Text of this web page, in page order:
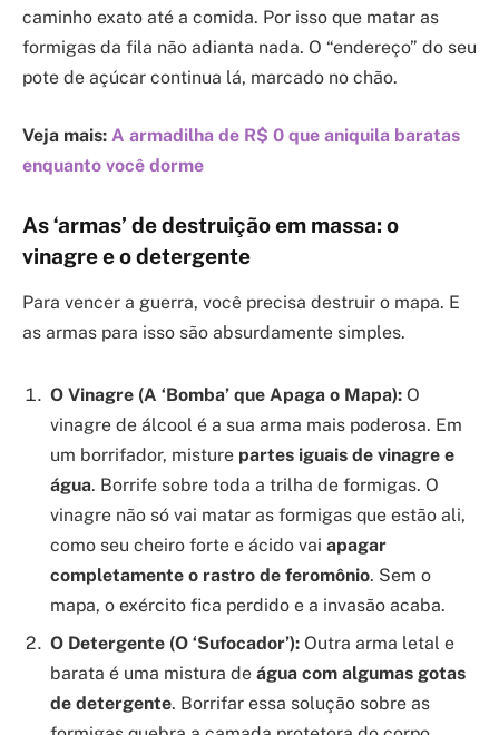
caminho exato até a comida. Por isso que matar as
formigas da fila não adianta nada. O “endereço” do seu
pote de açúcar continua lá, marcado no chão.
Veja mais: A armadilha de R$ 0 que aniquila baratas
enquanto você dorme
As ‘armas’ de destruição em massa: o
vinagre e o detergente
Para vencer a guerra, você precisa destruir o mapa. E
as armas para isso são absurdamente simples.
O Vinagre (A ‘Bomba’ que Apaga o Mapa): O
vinagre de álcool é a sua arma mais poderosa. Em
um borrifador, misture partes iguais de vinagre e
água. Borrife sobre toda a trilha de formigas. O
vinagre não só vai matar as formigas que estão ali,
como seu cheiro forte e ácido vai apagar
completamente o rastro de feromônio. Sem o
mapa, o exército fica perdido e a invasão acaba.
O Detergente (O ‘Sufocador’): Outra arma letal e
barata é uma mistura de água com algumas gotas
de detergente. Borrifar essa solução sobre as